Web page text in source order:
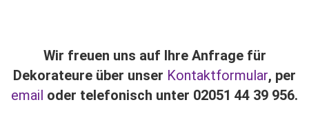
Wir freuen uns auf Ihre Anfrage für
Dekorateure über unser Kontaktformular, per
email oder telefonisch unter 02051 44 39 956.